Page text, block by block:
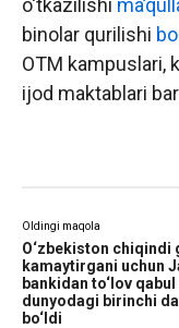
o‘tkazilishi
binolar qurilishi
OTM kampuslari,
ijod maktablari
Oldingi maqola
O‘zbekiston chiqindi
kamaytirgani uchun
bankidan to‘lov
dunyodagi birinchi
bo‘ldi